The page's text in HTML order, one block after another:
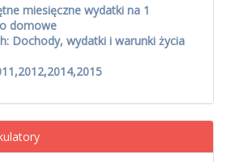
miesięczne wydatki na 1
domowe
Dochody, wydatki i warunki życia